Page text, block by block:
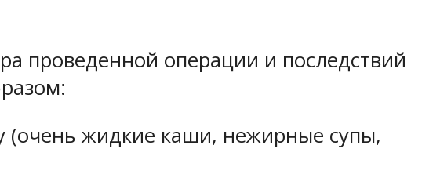
проведенной операции и последствий
(очень жидкие каши, нежирные супы,